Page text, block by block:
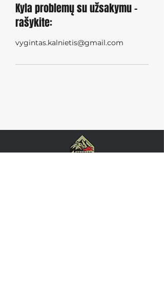
Kyla problemų su užsakymu -
rašykite:
vygintas.kalnietis@gmail.com